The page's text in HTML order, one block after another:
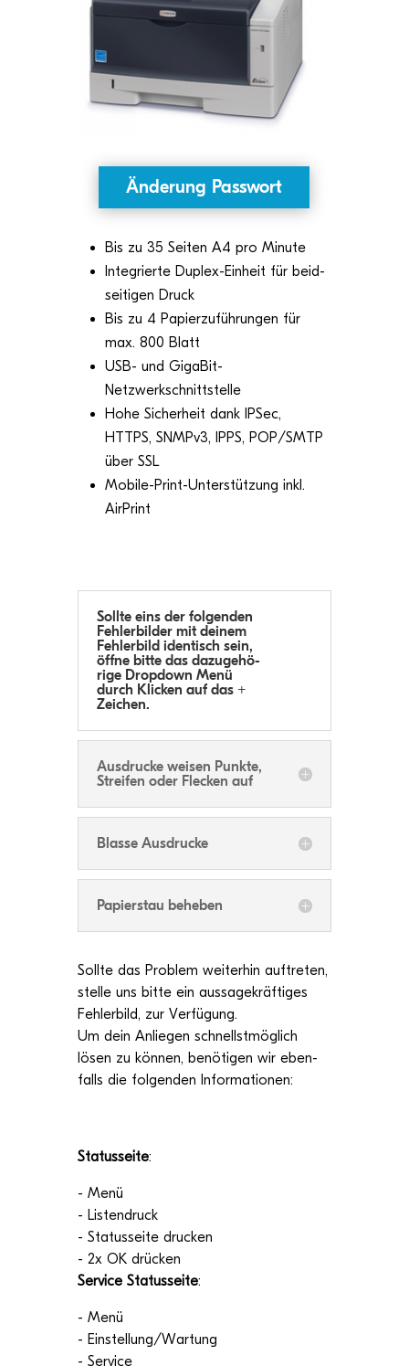
Ände­rung Passwort
Bis zu 35 Sei­ten A4 pro Minute
Inte­grierte Duplex-Ein­heit für beid­
sei­ti­gen Druck
Bis zu 4 Papier­zu­füh­run­gen für
max. 800 Blatt
USB- und GigaBit-
Netzwerkschnittstelle
Hohe Sicher­heit dank IPSec,
HTTPS, SNMPv3, IPPS, POP/SMTP
über SSL
Mobile-Print-Unter­stüt­zung inkl.
AirPrint
Sollte eins der fol­gen­den
Feh­ler­bil­der mit dei­nem
Feh­ler­bild iden­tisch sein,
öffne bitte das dazu­ge­hö­
rige Drop­down Menü
durch Kli­cken auf das +
Zeichen.
Aus­dru­cke wei­sen Punkte,
Strei­fen oder Fle­cken auf
Blasse Aus­dru­cke
Papier­stau beheben
Sollte das Pro­blem wei­ter­hin auf­tre­ten,
stelle uns bitte ein aus­sa­ge­kräf­ti­ges
Feh­ler­bild, zur Ver­fü­gung.
Um dein Anlie­gen schnellst­mög­lich
lösen zu kön­nen, benö­ti­gen wir eben­
falls die fol­gen­den Informationen:
Sta­tus­seite:
- Menü
- Lis­ten­druck
- Sta­tus­seite dru­cken
- 2x OK drücken
Ser­vice Sta­tus­seite:
- Menü
- Einstellung/Wartung
- Ser­vice